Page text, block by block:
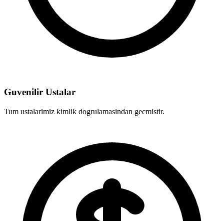
Guvenilir Ustalar
Tum ustalarimiz kimlik dogrulamasindan gecmistir.